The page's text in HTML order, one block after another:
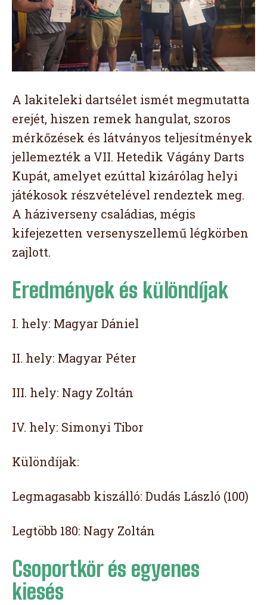
A lakiteleki dartsélet ismét megmutatta
erejét, hiszen remek hangulat, szoros
mérkőzések és látványos teljesítmények
jellemezték a VII. Hetedik Vágány Darts
Kupát, amelyet ezúttal kizárólag helyi
játékosok részvételével rendeztek meg.
A háziverseny családias, mégis
kifejezetten versenyszellemű légkörben
zajlott.
Eredmények és különdíjak
I. hely: Magyar Dániel
II. hely: Magyar Péter
III. hely: Nagy Zoltán
IV. hely: Simonyi Tibor
Különdíjak:
Legmagasabb kiszálló: Dudás László (100)
Legtöbb 180: Nagy Zoltán
Csoportkör és egyenes
kiesés